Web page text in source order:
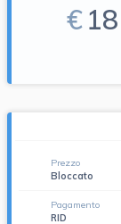
€18
Prezzo
Bloccato
Pagamento
RID